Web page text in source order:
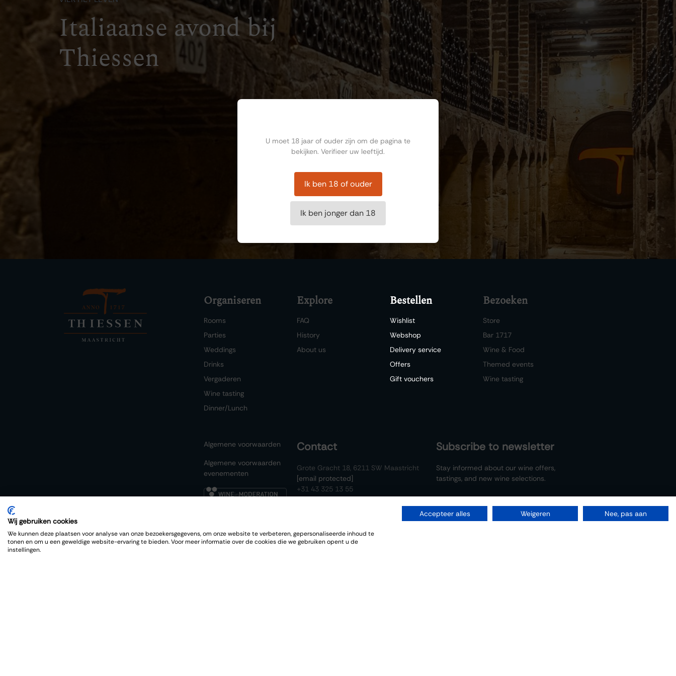
Italiaanse avond bij
Thiessen
Organiseren
Rooms
Parties
Weddings
Drinks
Vergaderen
Wine tasting
Dinner/Lunch
Explore
FAQ
History
About us
Bestellen
Wishlist
Webshop
Delivery service
Offers
Gift vouchers
Bezoeken
Store
Bar 1717
Wine & Food
Themed events
Wine tasting
Algemene voorwaarden
Algemene voorwaarden
evenementen
Contact
Grote Gracht 18, 6211 SW Maastricht
[email protected]
+31 43 325 13 55
Subscribe to newsletter
Stay informed about our wine offers,
tastings, and new wine selections.
U moet 18 jaar of ouder zijn om de pagina te
bekijken. Verifieer uw leeftijd.
Ik ben 18 of ouder
Ik ben jonger dan 18
Wij gebruiken cookies
We kunnen deze plaatsen voor analyse van onze bezoekersgegevens, om onze website te verbeteren, gepersonaliseerde inhoud te
tonen en om u een geweldige website-ervaring te bieden. Voor meer informatie over de cookies die we gebruiken opent u de
instellingen.
Accepteer alles Weigeren Nee, pas aan